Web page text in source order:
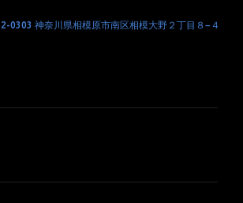
0303 神奈川県相模原市南区相模大野２丁目８−４